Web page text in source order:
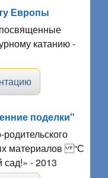
Европы
катанию -
поделки"
материалов “С
сад!» - 2013